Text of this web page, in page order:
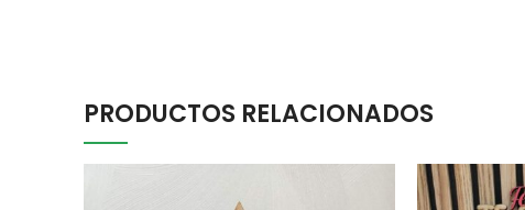
PRODUCTOS RELACIONADOS